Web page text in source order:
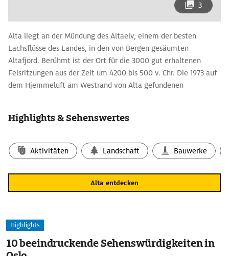
3
Alta liegt an der Mündung des Altaelv, einem der besten
Lachsflüsse des Landes, in den von Bergen gesäumten
Altafjord. Berühmt ist der Ort für die 3000 gut erhaltenen
Felsritzungen aus der Zeit um 4200 bis 500 v. Chr. Die 1973 auf
dem Hjemmeluft am Westrand von Alta gefundenen
Fische, auch Kreise und Fruchtbarkeitssymbole.
roter Farbe nachgemalt wurden, bietet das Alta-Museum. Im
Zentrum der Stadt erhebt sich die Nordlichtkathedrale, ein
dynamisch gedrehter Rundbau mit Spiralturm von 2013.
Die Fassaden der Kirche sind mit Titan-Platten verkleidet.Orgel
Highlights & Sehenswertes
Aktivitäten Landschaft Bauwerke
Alta entdecken
Highlights
10 beeindruckende Sehenswürdigkeiten in